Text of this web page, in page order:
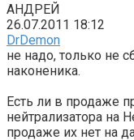
АНДРЕЙ
26.07.2011 18:12
DrDemon
не надо, только не
наконеника.
Есть ли в продаже
нейтрализатора на
продаже их нет на